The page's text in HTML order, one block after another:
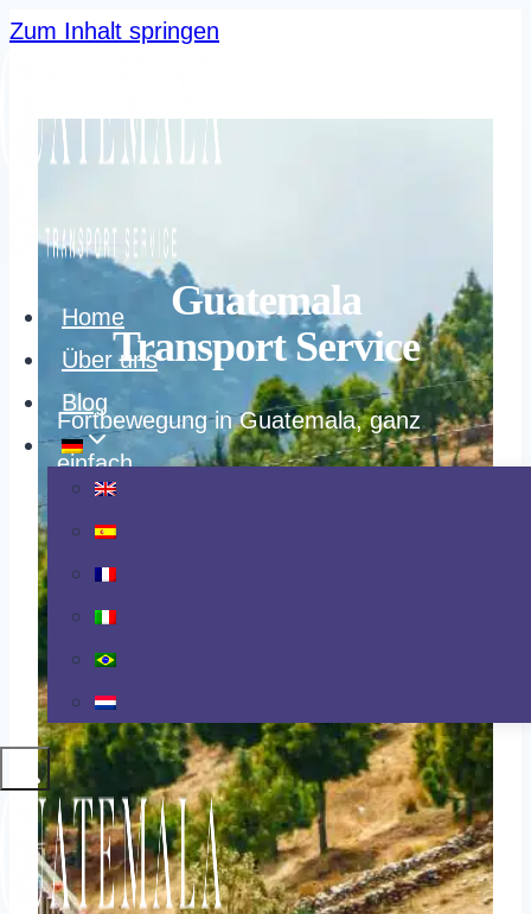
Zum Inhalt springen
Home
Über uns
Blog
Guatemala
Transport Service
Fortbewegung in Guatemala, ganz
einfach.